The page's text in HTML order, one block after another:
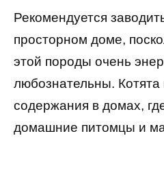
Рекомендуется
просторном доме,
этой породы очень
любознательны. Котята
содержания в домах,
домашние питомцы и